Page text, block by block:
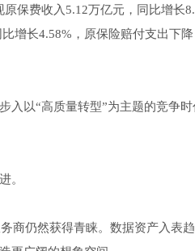
保费收入5.12万亿元，同比增长
增长4.58%，原保险赔付支出下降
入以“高质量转型”为主题的竞争
。
商仍然获得青睐。数据资产入表